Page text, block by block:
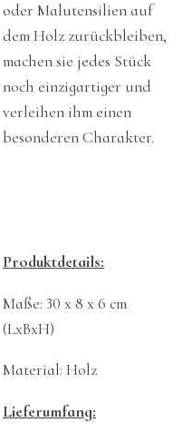
oder Malutensilien auf
dem Holz zurückbleiben,
machen sie jedes Stück
noch einzigartiger und
verleihen ihm einen
besonderen Charakter.
Produktdetails:
Maße: 30 x 8 x 6 cm
(LxBxH)
Material: Holz
Lieferumfang: